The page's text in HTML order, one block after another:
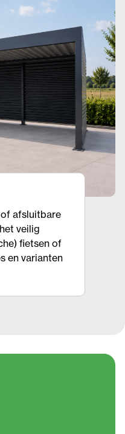
afsluitbare
veilig
fietsen of
en varianten